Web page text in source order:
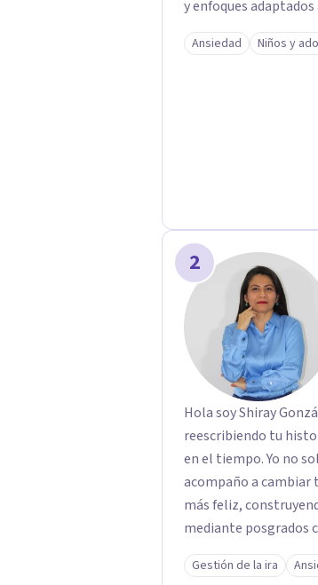
y enfoques
brindarte las
Ansiedad Niños y
2
Hola soy Shiray
reescribiendo tu
en el tiempo. Yo no
acompaño a cambiar
más feliz, construyendo tu mejor
mediante posgrados
respaldo profesional
acompaño en el
Gestión de la ira